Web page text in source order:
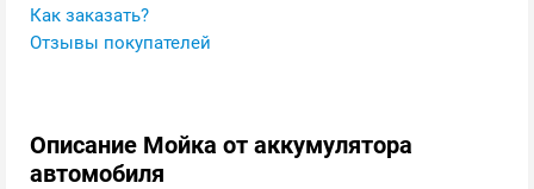
Как заказать?
Отзывы покупателей
Описание Мойка от аккумулятора
автомобиля